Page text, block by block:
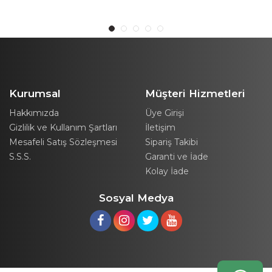
Kurumsal
Hakkımızda
Gizlilik ve Kullanım Şartları
Mesafeli Satış Sözleşmesi
S.S.S.
Müşteri Hizmetleri
Üye Girişi
İletişim
Sipariş Takibi
Garanti ve İade
Kolay İade
Sosyal Medya